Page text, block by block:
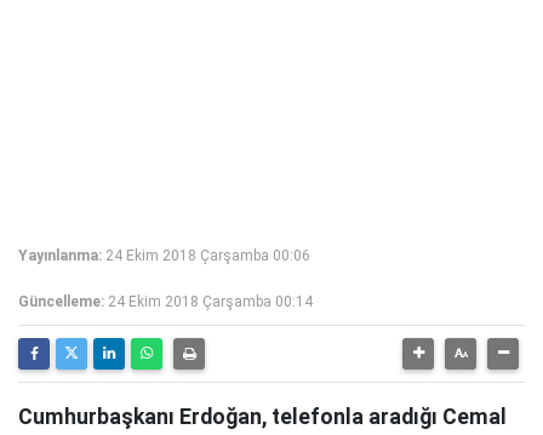
Yayınlanma: 24 Ekim 2018 Çarşamba 00:06
Güncelleme: 24 Ekim 2018 Çarşamba 00:14
Cumhurbaşkanı Erdoğan, telefonla aradığı Cemal